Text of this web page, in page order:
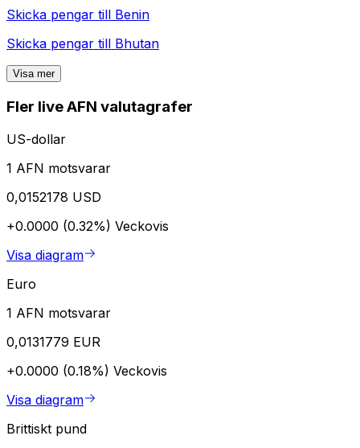
Skicka pengar till Benin
Skicka pengar till Bhutan
Visa mer
Fler live AFN valutagrafer
US-dollar
1 AFN motsvarar
0,0152178 USD
+0.0000 (0.32%) Veckovis
Visa diagram
Euro
1 AFN motsvarar
0,0131779 EUR
+0.0000 (0.18%) Veckovis
Visa diagram
Brittiskt pund